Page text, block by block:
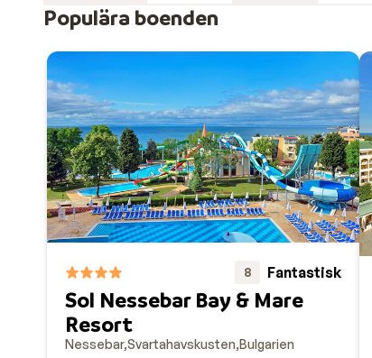
Populära boenden
8 Fantastisk
Sol Nessebar Bay & Mare
Resort
Nessebar Svartahavskusten Bulgarien